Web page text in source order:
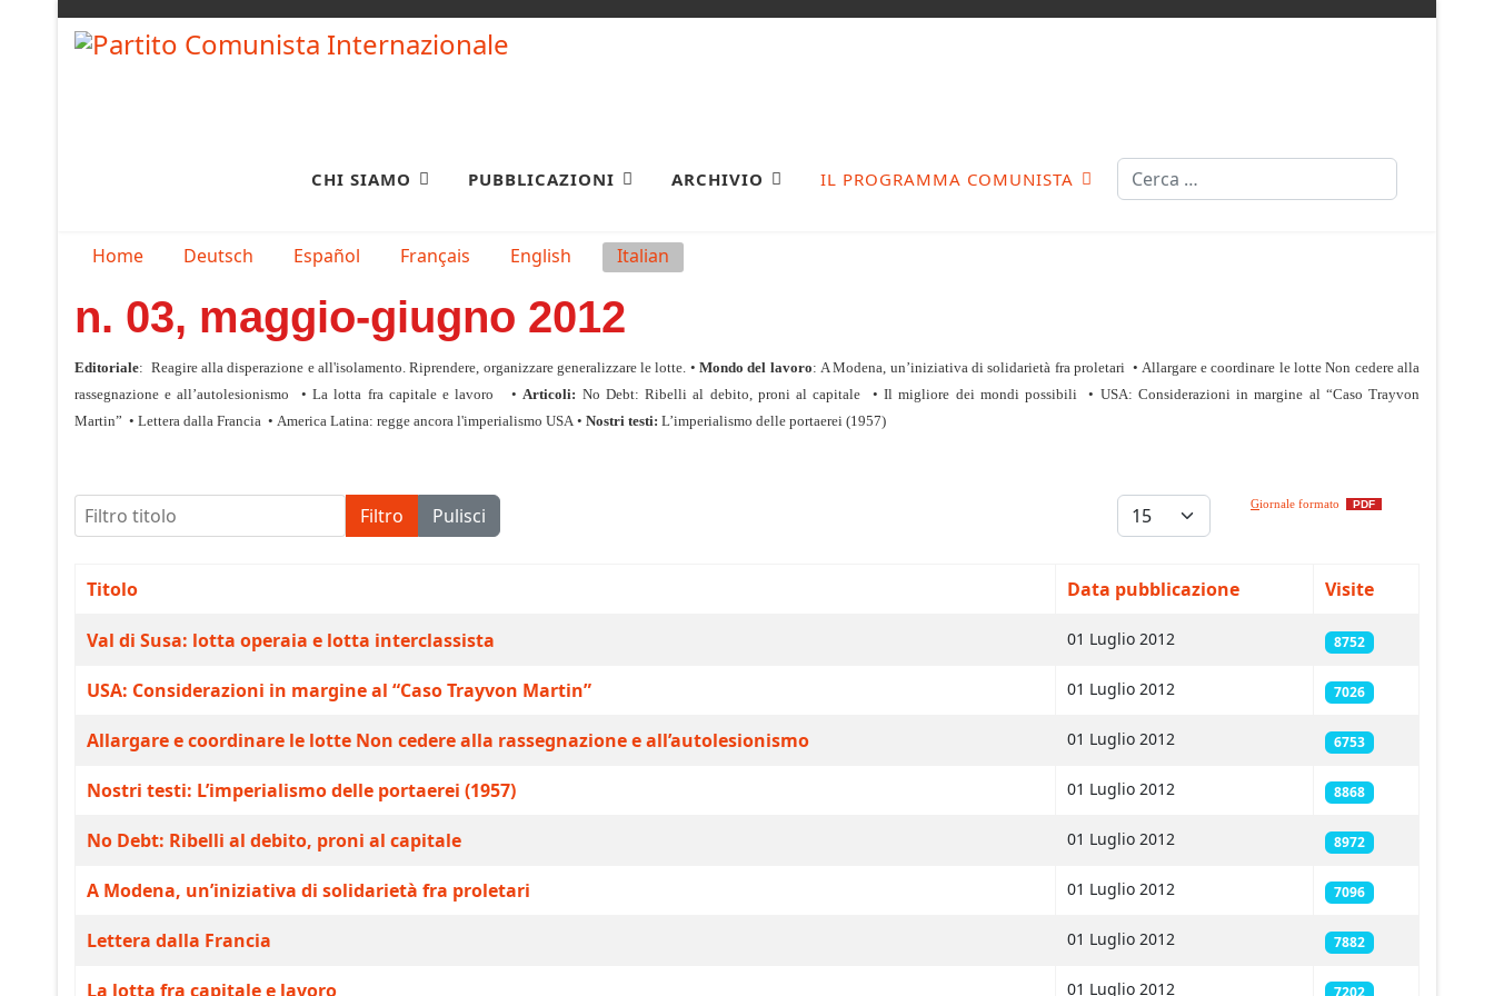
CHI SIAMO PUBBLICAZIONI ARCHIVIO IL PROGRAMMA COMUNISTA Cerca
Seleziona la tua lingua
Home Deutsch Español Français English Italian
n. 03, maggio-giugno 2012
Editoriale: Reagire alla disperazione e all'isolamento. Riprendere, organizzare generalizzare le lotte. •Mondo del lavoro: A Modena, un’iniziativa di solidarietà fra proletari • Allargare e coordinare le lotte Non cedere alla
rassegnazione e all’autolesionismo
•La lotta fra capitale e lavoro • Articoli: No Debt: Ribelli al debito, proni al capitale •Il migliore dei mondi possibili • USA: Considerazioni in margine al “Caso Trayvon
Martin” • Lettera dalla Francia • America Latina: regge ancora l'imperialismo USA • Nostri testi: L’imperialismo delle portaerei (1957)
Giornale formato PDF
Filtro titolo Filtro Pulisci Visualizza #
Titolo Data pubblicazione Visite
Val di Susa: lotta operaia e lotta interclassista 01 Luglio 2012 8752
USA: Considerazioni in margine al “Caso Trayvon Martin” 01 Luglio 2012 7026
Allargare e coordinare le lotte Non cedere alla rassegnazione e all’autolesionismo 01 Luglio 2012 6753
Nostri testi: L’imperialismo delle portaerei (1957) 01 Luglio 2012 8868
No Debt: Ribelli al debito, proni al capitale 01 Luglio 2012 8972
A Modena, un’iniziativa di solidarietà fra proletari 01 Luglio 2012 7096
Lettera dalla Francia 01 Luglio 2012 7882
La lotta fra capitale e lavoro 01 Luglio 2012 7202